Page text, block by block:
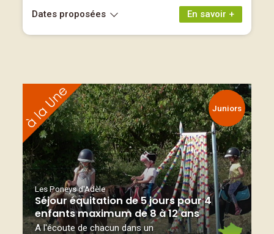
En savoir +
Dates proposées
Juniors
Les Poneys d'Adèle
Séjour équitation de 5 jours pour 4
enfants maximum de 8 à 12 ans
A l'écoute de chacun dans un